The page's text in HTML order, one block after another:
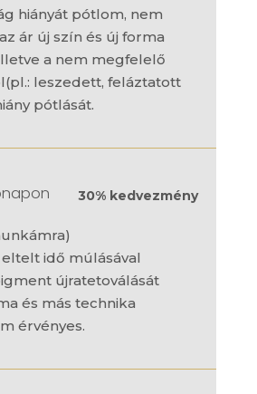
hiányát pótlom, nem
ár új szín és új forma
a nem megfelelő
leszedett, feláztatott
pótlását.
30% kedvezmény
idő múlásával
újratetoválását
és más technika
érvényes.